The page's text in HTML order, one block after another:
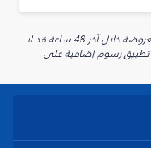
* تم الحصول على جميع الأسعار المعروضة خلال آخر 48 ساعة قد لا
تطبيق رسوم إضافية على